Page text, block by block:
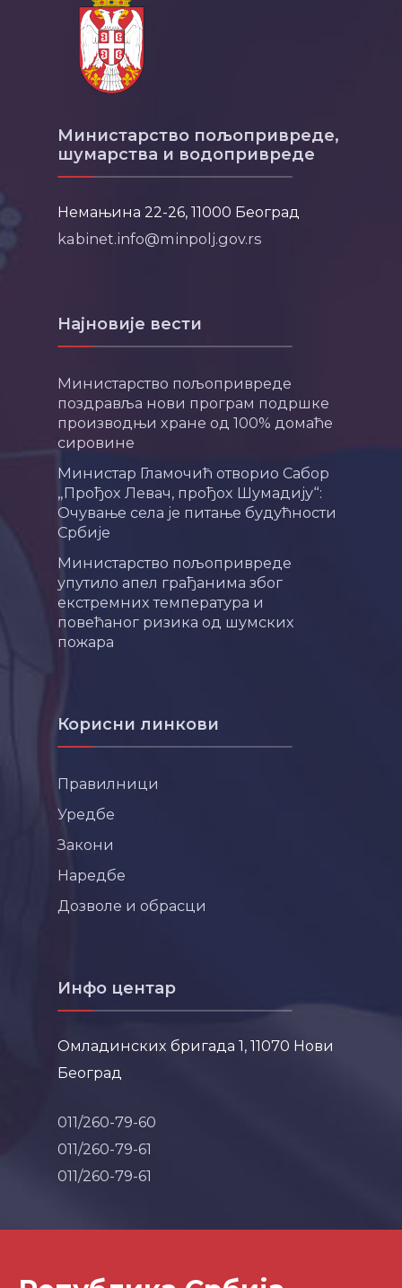
Министарство пољопривреде,
шумарства и водопривреде
Немањина 22-26, 11000 Београд
kabinet.info@minpolj.gov.rs
Најновије вести
Министарство пољопривреде
поздравља нови програм подршке
производњи хране од 100% домаће
сировине
Министар Гламочић отворио Сабор
„Прођох Левач, прођох Шумадију“:
Очување села је питање будућности
Србије
Министарство пољопривреде
упутило апел грађанима због
екстремних температура и
повећаног ризика од шумских
пожара
Корисни линкови
Правилници
Уредбе
Закони
Наредбе
Дозволе и обрасци
Инфо центар
Омладинских бригада 1, 11070 Нови
Београд
011/260-79-60
011/260-79-61
011/260-79-61